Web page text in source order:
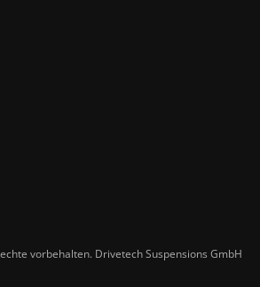
vorbehalten. Drivetech Suspensions GmbH​